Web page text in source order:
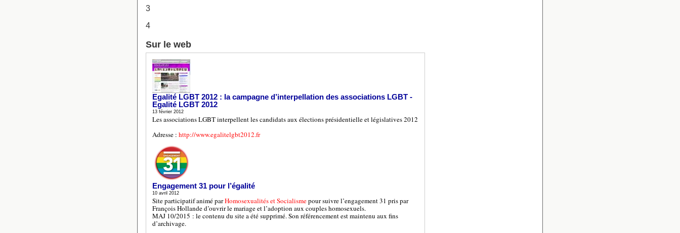
3
4
Sur le web
Egalité LGBT 2012 : la campagne d’interpellation des associations LGBT -
Egalité LGBT 2012
13 février 2012
Les associations LGBT interpellent les candidats aux élections présidentielle et législatives 2012
Adresse : http://www.egalitelgbt2012.fr
Engagement 31 pour l’égalité
10 avril 2012
Site participatif animé parHomosexualités et Socialismepour suivre l’engagement 31 pris par
François Hollande d’ouvrir le mariage et l’adoption aux couples homosexuels.
MAJ 10/2015 : le contenu du site a été supprimé. Son référencement est maintenu aux fins
d’archivage.